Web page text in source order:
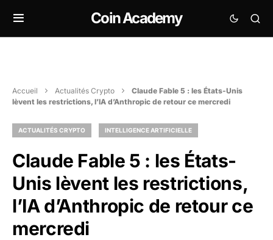
Coin Academy
Accueil Actualités Crypto
Claude Fable 5 : les États-Unis
lèvent les restrictions, l’IA d’Anthropic de retour ce mercredi
ACTUALITÉS CRYPTO INTELLIGENCE ARTIFICIELLE
Claude Fable 5 : les États-
Unis lèvent les restrictions,
l’IA d’Anthropic de retour ce
mercredi